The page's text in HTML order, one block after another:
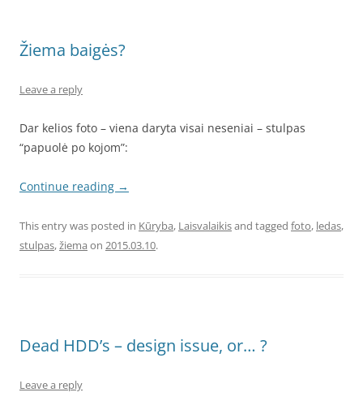
Žiema baigės?
Leave a reply
Dar kelios foto – viena daryta visai neseniai – stulpas
“papuolė po kojom”:
Continue reading →
This entry was posted in Kūryba, Laisvalaikisand tagged foto, ledas,
stulpas,žiema on 2015.03.10.
Dead HDD’s – design issue, or… ?
Leave a reply